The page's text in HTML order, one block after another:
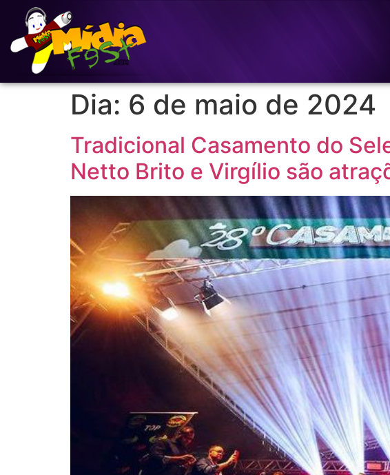
Dia: 6 de maio de 2024
Tradicional Casamento do
Netto Brito e Virgílio são